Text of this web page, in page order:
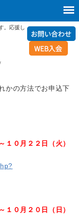
。応援し
かの方法でお申込下
１０月２２日（火）
１０月２０日（日）